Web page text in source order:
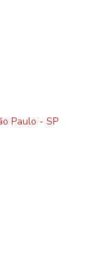
Paulo - SP